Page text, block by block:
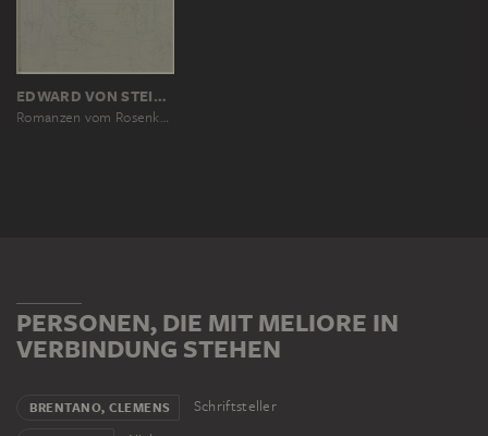
EDWARD VON STEINLE
Romanzen vom Rosenkranz: Meliore und Apone
PERSONEN, DIE MIT MELIORE IN
VERBINDUNG STEHEN
BRENTANO, CLEMENS Schriftsteller